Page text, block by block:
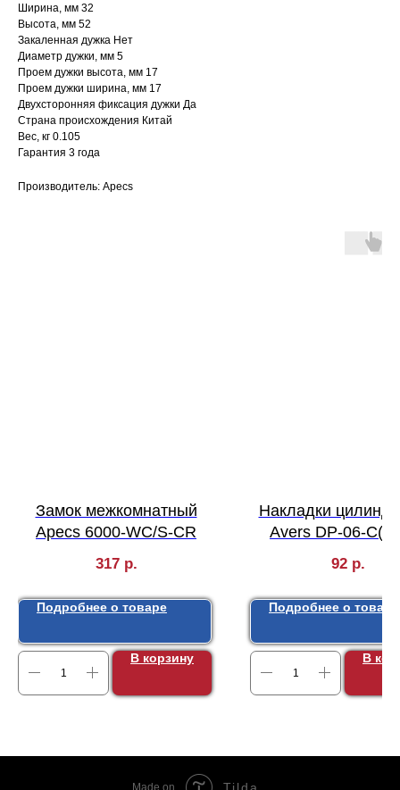
Ширина, мм 32
Высота, мм 52
Закаленная дужка Нет
Диаметр дужки, мм 5
Проем дужки высота, мм 17
Проем дужки ширина, мм 17
Двухсторонняя фиксация дужки Да
Страна происхождения Китай
Вес, кг 0.105
Гарантия 3 года
Производитель: Apecs
Замок межкомнатный
Apecs 6000-WC/S-CR
317 р.
Подробнее о товаре
В корзину
Накладки
Avers DP-06-
92 р.
Подробнее о товаре
В
Made on Tilda